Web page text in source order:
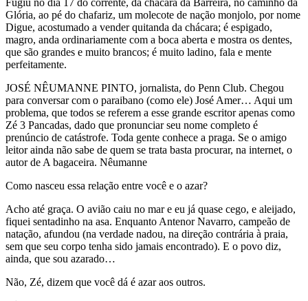
Glória, ao pé do chafariz, um molecote de nação monjolo, por nome
Digue, acostumado a vender quitanda da chácara; é espigado,
magro, anda ordinariamente com a boca aberta e mostra os dentes,
que são grandes e muito brancos; é muito ladino, fala e mente
perfeitamente.
JOSÉ NÊUMANNE PINTO, jornalista, do Penn Club. Chegou
para conversar com o paraibano (como ele) José Amer… Aqui um
problema, que todos se referem a esse grande escritor apenas como
Zé 3 Pancadas, dado que pronunciar seu nome completo é
prenúncio de catástrofe. Toda gente conhece a praga. Se o amigo
leitor ainda não sabe de quem se trata basta procurar, na internet, o
autor de A bagaceira. Nêumanne
Como nasceu essa relação entre você e o azar?
Acho até graça. O avião caiu no mar e eu já quase cego, e aleijado,
fiquei sentadinho na asa. Enquanto Antenor Navarro, campeão de
natação, afundou (na verdade nadou, na direção contrária à praia,
sem que seu corpo tenha sido jamais encontrado). E o povo diz,
ainda, que sou azarado…
Não, Zé, dizem que você dá é azar aos outros.